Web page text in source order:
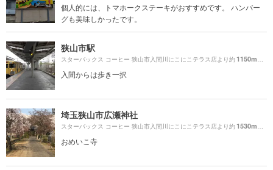
個人的には、トマホークステーキがおすすめです。 ハンバー
グも美味しかったです。
狭山市駅
スターバックス コーヒー 狭山市入間川にこにこテラス店より約1150m （徒
入間からは歩き一択
埼玉狭山市広瀬神社
スターバックス コーヒー 狭山市入間川にこにこテラス店より約1530m （徒
おめいこ寺